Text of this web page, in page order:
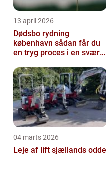
13 april 2026
Dødsbo rydning
københavn sådan får du
en tryg proces i en svær
04 marts 2026
Leje af lift sjællands odde